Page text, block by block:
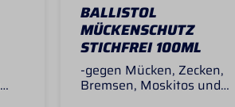
BALLISTOL
MÜCKENSCHUTZ
STICHFREI 100ML
-gegen Mücken, Zecken,
Bremsen, Moskitos und